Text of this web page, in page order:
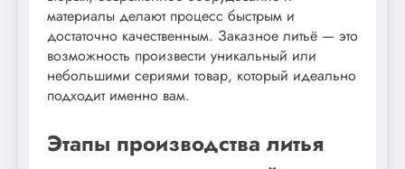
материалы делают процесс быстрым и
достаточно качественным. Заказное литьё — это
возможность произвести уникальный или
небольшими сериями товар, который идеально
подходит именно вам.
Этапы производства литья